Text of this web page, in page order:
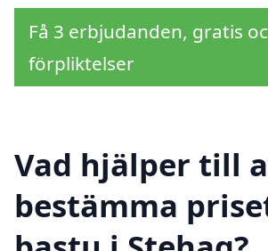
Få 3 erbjudanden, gratis
förpliktelser
Vad hjälper till
bestämma